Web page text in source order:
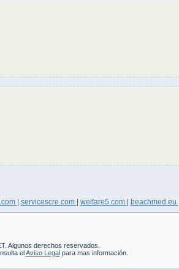
servicescre.com welfare5.com beachmed.eu
Algunos derechos reservados.
el Aviso Legal para mas información.